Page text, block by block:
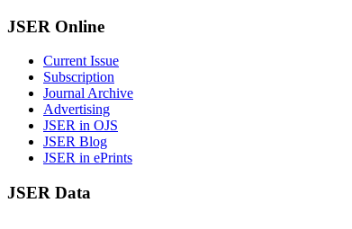
JSER Online
Current Issue
Subscription
Journal Archive
Advertising
JSER in OJS
JSER Blog
JSER in ePrints
JSER Data